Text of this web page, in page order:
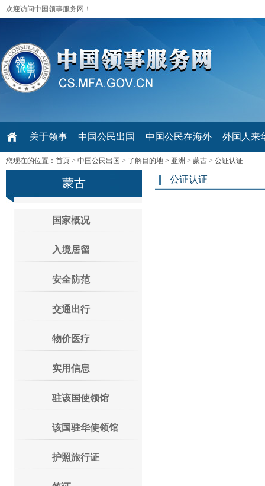
欢迎访问中国领事服务网！
关于领事 中国公民出国 中国公民在海外 外国人来
您现在的位置： 首页 > 中国公民出国 > 了解目的地 > 亚洲 > 蒙古 > 公证认证
蒙古
国家概况
入境居留
安全防范
交通出行
物价医疗
实用信息
驻该国使领馆
该国驻华使领馆
护照旅行证
公证认证